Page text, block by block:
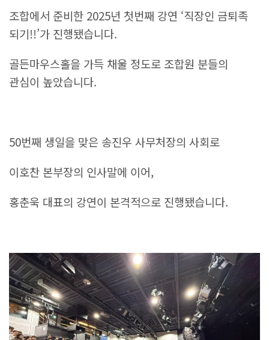
조합에서 준비한 2025년 첫번째 강연 ‘직장인 금퇴족
되기!!’가 진행됐습니다.
골든마우스홀을 가득 채울 정도로 조합원 분들의
관심이 높았습니다.
50번째 생일을 맞은 송진우 사무처장의 사회로
이호찬 본부장의 인사말에 이어,
홍춘욱 대표의 강연이 본격적으로 진행됐습니다.